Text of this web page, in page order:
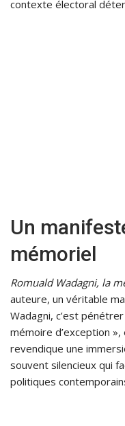
contexte électoral
Un
mémoriel
Romuald Wadagni, la
auteure, un véritable
Wadagni, c’est pénétrer
mémoire d’exception
revendique une
souvent silencieux qui
politiques